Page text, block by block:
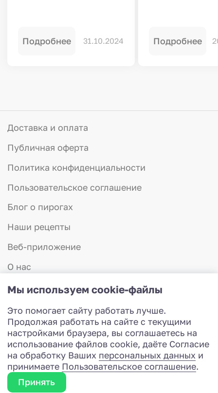
Подробнее 31.10.2024 Подробнее
Заказать звонок
© 2026 Красная шапочка - доставка пирогов
Доставка и оплата
Публичная оферта
Политика конфиденциальности
Пользовательское соглашение
Блог о пирогах
Наши рецепты
Веб-приложение
О нас
Отзывы
Контакты
8 (831) 423-57-75
Работаем с 8:00 до 20:00
Разработка сайта
Мы используем cookie-файлы
Это помогает сайту работать лучше.
Продолжая работать на сайте с текущими
настройками браузера, вы соглашаетесь на
использование файлов cookie, даёте Согласие
на обработку Ваших персональных данных и
принимаете Пользовательское соглашение.
Принять